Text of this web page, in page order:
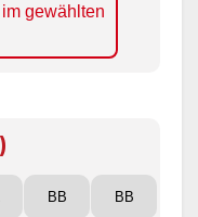
gewählten
BB BB